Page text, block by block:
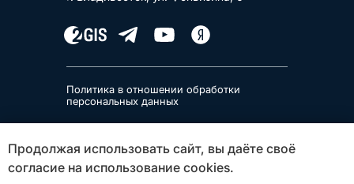
ИНН 2536341302, ОГРН 1232500026780
690014, Приморский край, г Владивосток,
Политика в отношении обработки
персональных данных
Продолжая использовать сайт, вы даёте своё
согласие на использование cookies.